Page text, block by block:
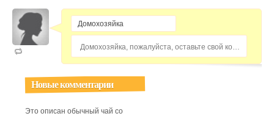
Домохозяйка, пожалуйста, оставьте свой комментарий...
Новые комментарии
Это описан обычный чай со